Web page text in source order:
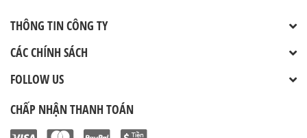
THÔNG TIN CÔNG TY
CÁC CHÍNH SÁCH
FOLLOW US
CHẤP NHẬN THANH TOÁN